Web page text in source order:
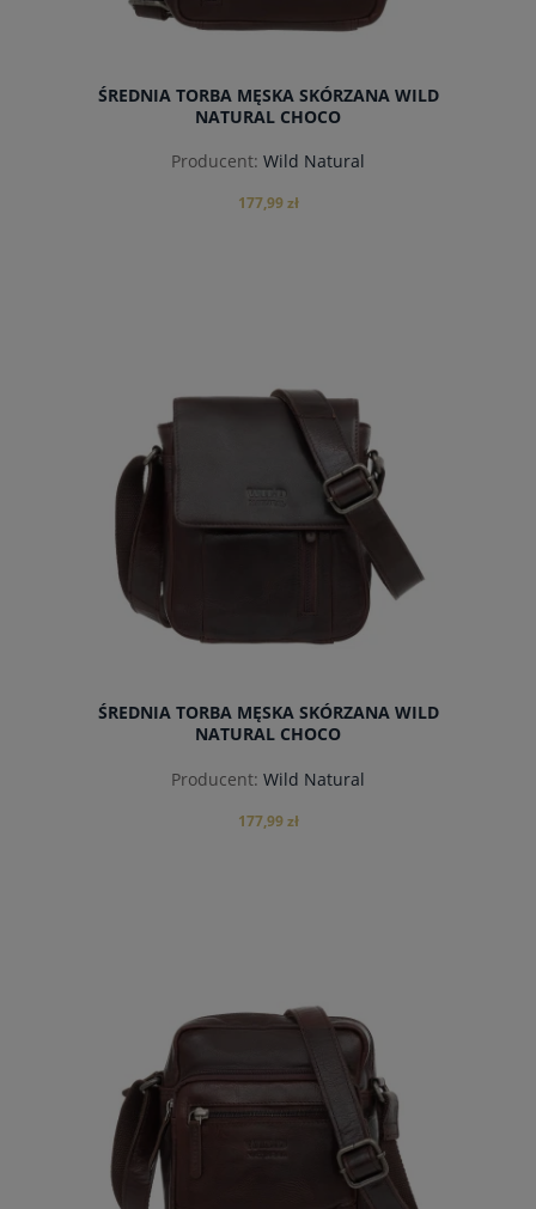
ŚREDNIA TORBA MĘSKA SKÓRZANA WILD
NATURAL CHOCO
Producent: Wild Natural
177,99 zł
ŚREDNIA TORBA MĘSKA SKÓRZANA WILD
NATURAL CHOCO
Producent: Wild Natural
177,99 zł